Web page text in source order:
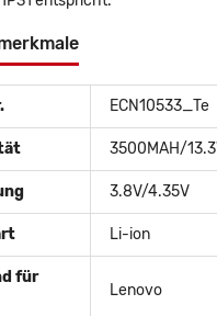
ECN10533_Te
3500MAH/
3.8V/4.35V
Li-ion
für
Lenovo